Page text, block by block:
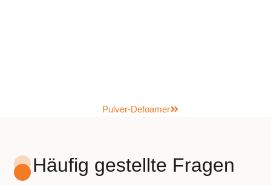
Pulver-Defoamer
Häufig gestellte Fragen